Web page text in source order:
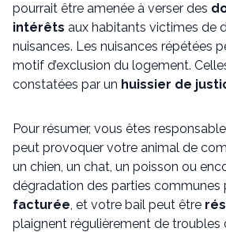
pourrait être amenée à verser des
intérêts aux habitants victimes de
nuisances. Les nuisances répétées
motif d’exclusion du logement.
constatées par un huissier de
Pour résumer, vous êtes
peut provoquer votre animal de
un chien, un chat, un poisson ou
dégradation des parties communes
facturée, et votre bail peut être
plaignent régulièrement de troubles